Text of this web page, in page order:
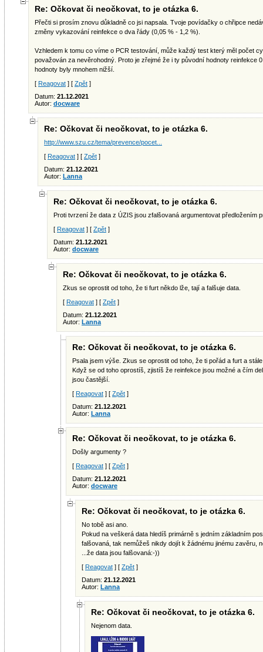
Re: Očkovat či neočkovat, to je otázka 6.
Přečti si prosím znovu důkladně co jsi napsala. Tvoje povídačky o chřipce
změny vykazování reinfekce o dva řády (0,05 % - 1,2 %).
Vzhledem k tomu co víme o PCR testování, může každý test který měl počet
považován za nevěrohodný. Proto je zřejmé že i ty původní hodnoty reinfekce
hodnoty byly mnohem nižší.
[ Reagovat ] [ Zpět ]
Datum: 21.12.2021
Autor: docware
Re: Očkovat či neočkovat, to je otázka 6.
http://www.szu.cz/tema/prevence/pocet...
[ Reagovat ] [ Zpět ]
Datum: 21.12.2021
Autor: Lanna
Re: Očkovat či neočkovat, to je otázka 6.
Proti tvrzení že data z ÚZIS jsou zfalšovaná argumentovat předložením
[ Reagovat ] [ Zpět ]
Datum: 21.12.2021
Autor: docware
Re: Očkovat či neočkovat, to je otázka 6.
Zkus se oprostit od toho, že ti furt někdo lže, tají a falšuje data.
[ Reagovat ] [ Zpět ]
Datum: 21.12.2021
Autor: Lanna
Re: Očkovat či neočkovat, to je otázka 6.
Psala jsem výše. Zkus se oprostit od toho, že ti pořád a furt a
Když se od toho oprostíš, zjistíš že reinfekce jsou možné a čím
jsou častější.
[ Reagovat ] [ Zpět ]
Datum: 21.12.2021
Autor: Lanna
Re: Očkovat či neočkovat, to je otázka 6.
Došly argumenty ?
[ Reagovat ] [ Zpět ]
Datum: 21.12.2021
Autor: docware
Re: Očkovat či neočkovat, to je otázka 6.
No tobě asi ano.
Pokud na veškerá data hledíš primárně s jedním základním
falšovaná, tak nemůžeš nikdy dojít k žádnému jinému zavěru,
...že data jsou falšovaná:-))
[ Reagovat ] [ Zpět ]
Datum: 21.12.2021
Autor: Lanna
Re: Očkovat či neočkovat, to je otázka 6.
Nejenom data.